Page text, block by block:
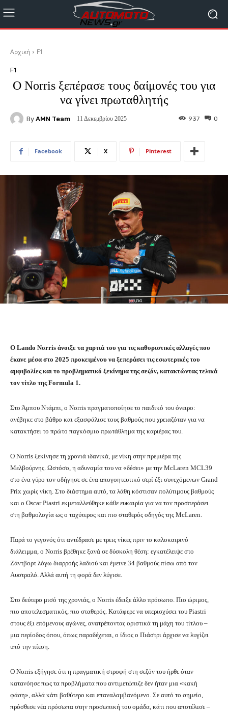
Αρχική F1
F1
Ο Norris ξεπέρασε τους δαίμονές του για
να γίνει πρωταθλητής
By AMN Team 11 Δεκεμβρίου 2025 0
937
Facebook X Pinterest
Ο Lando Norris άνοιξε τα χαρτιά του για τις καθοριστικές αλλαγές που
έκανε μέσα στο 2025 προκειμένου να ξεπεράσει τις εσωτερικές του
αμφιβολίες και το προβληματικό ξεκίνημα της σεζόν, κατακτώντας τελικά
τον τίτλο της Formula 1.
Στο Άμπου Ντάμπι, ο Norris πραγματοποίησε το παιδικό του όνειρο:
ανέβηκε στο βάθρο και εξασφάλισε τους βαθμούς που χρειαζόταν για να
κατακτήσει το πρώτο παγκόσμιο πρωτάθλημα της καριέρας του.
Ο Norris ξεκίνησε τη χρονιά ιδανικά, με νίκη στην πρεμιέρα της
Μελβούρνης. Ωστόσο, η αδυναμία του να «δέσει» με την McLaren MCL39
στο ένα γύρο τον οδήγησε σε ένα απογοητευτικό σερί έξι συνεχόμενων Grand
Prix χωρίς νίκη. Στο διάστημα αυτό, τα λάθη κόστισαν πολύτιμους βαθμούς
και ο Oscar Piastri εκμεταλλεύθηκε κάθε ευκαιρία για να τον προσπεράσει
στη βαθμολογία ως ο ταχύτερος και πιο σταθερός οδηγός της McLaren.
Παρά το γεγονός ότι αντέδρασε με τρεις νίκες πριν το καλοκαιρινό
διάλειμμα, ο Norris βρέθηκε ξανά σε δύσκολη θέση: εγκατέλειψε στο
Ζάντβορτ λόγω διαρροής λαδιού και έμεινε 34 βαθμούς πίσω από τον
Αυστραλό. Αλλά αυτή τη φορά δεν λύγισε.
Στο δεύτερο μισό της χρονιάς, ο Norris έδειξε άλλο πρόσωπο. Πιο ώριμος,
πιο αποτελεσματικός, πιο σταθερός. Κατάφερε να υπερισχύσει του Piastri
στους έξι επόμενους αγώνες, ανατρέποντας οριστικά τη μάχη του τίτλου –
μια περίοδος όπου, όπως παραδέχεται, ο ίδιος ο Πιάστρι άρχισε να λυγίζει
υπό την πίεση.
Ο Norris εξήγησε ότι η πραγματική στροφή στη σεζόν του ήρθε όταν
κατανόησε πως τα προβλήματα που αντιμετώπιζε δεν ήταν μια «κακή
φάση», αλλά κάτι βαθύτερο και επαναλαμβανόμενο. Σε αυτό το σημείο,
πρόσθεσε νέα πρόσωπα στην προσωπική του ομάδα, κάτι που αποτέλεσε –